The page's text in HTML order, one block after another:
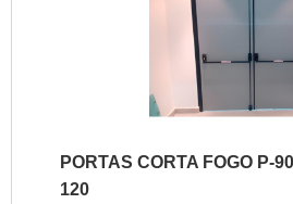
PORTAS CORTA FOGO P-
120